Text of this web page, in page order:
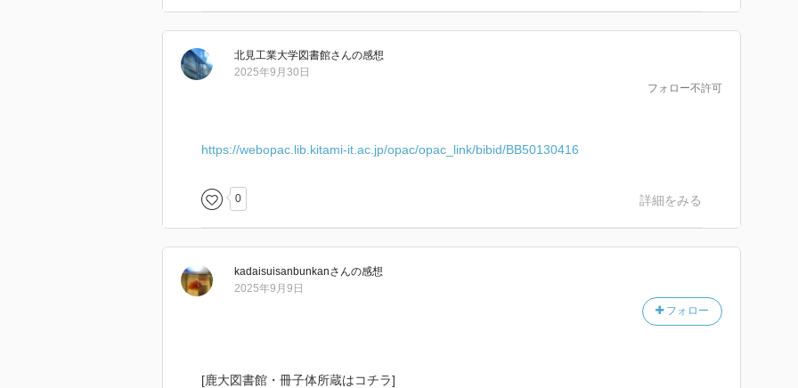
北見工業大学図書館さんの感想
フォロー不許可
2025年9月30日
https://webopac.lib.kitami-it.ac.jp/opac/opac_link/bibid/BB50130416
0 詳細をみる
kadaisuisanbunkanさんの感想
フォロー
2025年9月9日
[鹿大図書館・冊子体所蔵はコチラ]